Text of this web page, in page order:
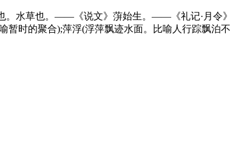
。水草也。——《说文》蓱始生。——《礼记·月令
时的聚合);萍浮(浮萍飘迹水面。比喻人行踪飘泊